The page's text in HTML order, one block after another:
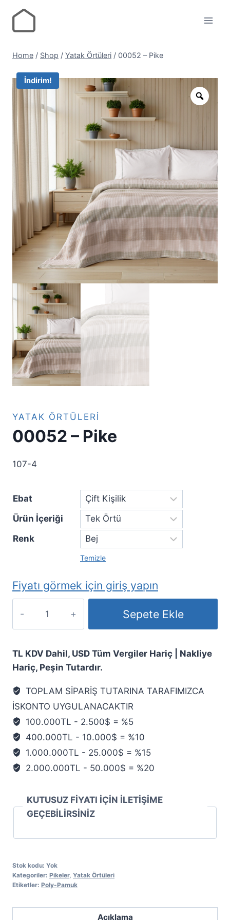
Home / Shop / Yatak Örtüleri / 00052 – Pike
İndirim!
YATAK ÖRTÜLERI
00052 – Pike
107-4
Ebat
Ürün İçeriği
Renk
Temizle
Fiyatı görmek için giriş yapın
Sepete Ekle
TL KDV Dahil, USD Tüm Vergiler Hariç | Nakliye
Hariç, Peşin Tutardır.
TOPLAM SİPARİŞ TUTARINA TARAFIMIZCA
İSKONTO UYGULANACAKTIR
100.000TL - 2.500$ = %5
400.000TL - 10.000$ = %10
1.000.000TL - 25.000$ = %15
2.000.000TL - 50.000$ = %20
KUTUSUZ FİYATI İÇİN İLETİŞİME
GEÇEBİLİRSİNİZ
Stok kodu: Yok
Kategoriler: Pikeler, Yatak Örtüleri
Etiketler: Poly-Pamuk
Açıklama